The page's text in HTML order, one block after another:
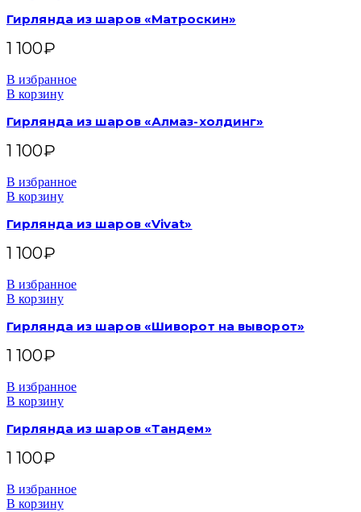
Гирлянда из шаров «Матроскин»
1 100₽
В избранное
В корзину
Гирлянда из шаров «Алмаз-холдинг»
1 100₽
В избранное
В корзину
Гирлянда из шаров «Vivat»
1 100₽
В избранное
В корзину
Гирлянда из шаров «Шиворот на выворот»
1 100₽
В избранное
В корзину
Гирлянда из шаров «Тандем»
1 100₽
В избранное
В корзину